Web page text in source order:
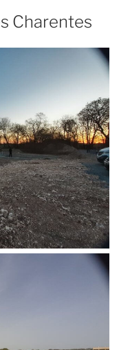
Charentes